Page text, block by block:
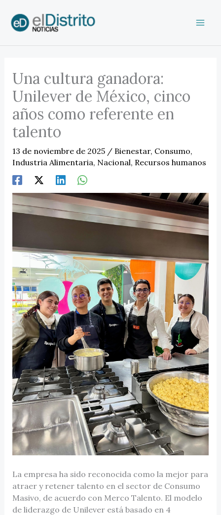
contenido
Una cultura ganadora:
Unilever de México, cinco
años como referente en
talento
13 de noviembre de 2025 / Bienestar, Consumo,
Industria Alimentaria, Nacional, Recursos humanos
La empresa ha sido reconocida como la mejor para
atraer y retener talento en el sector de Consumo
Masivo, de acuerdo con Merco Talento. El modelo
de liderazgo de Unilever está basado en 4